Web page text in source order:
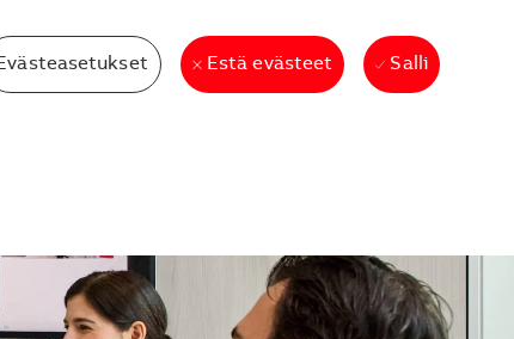
Evästeasetukset Estä evästeet Salli